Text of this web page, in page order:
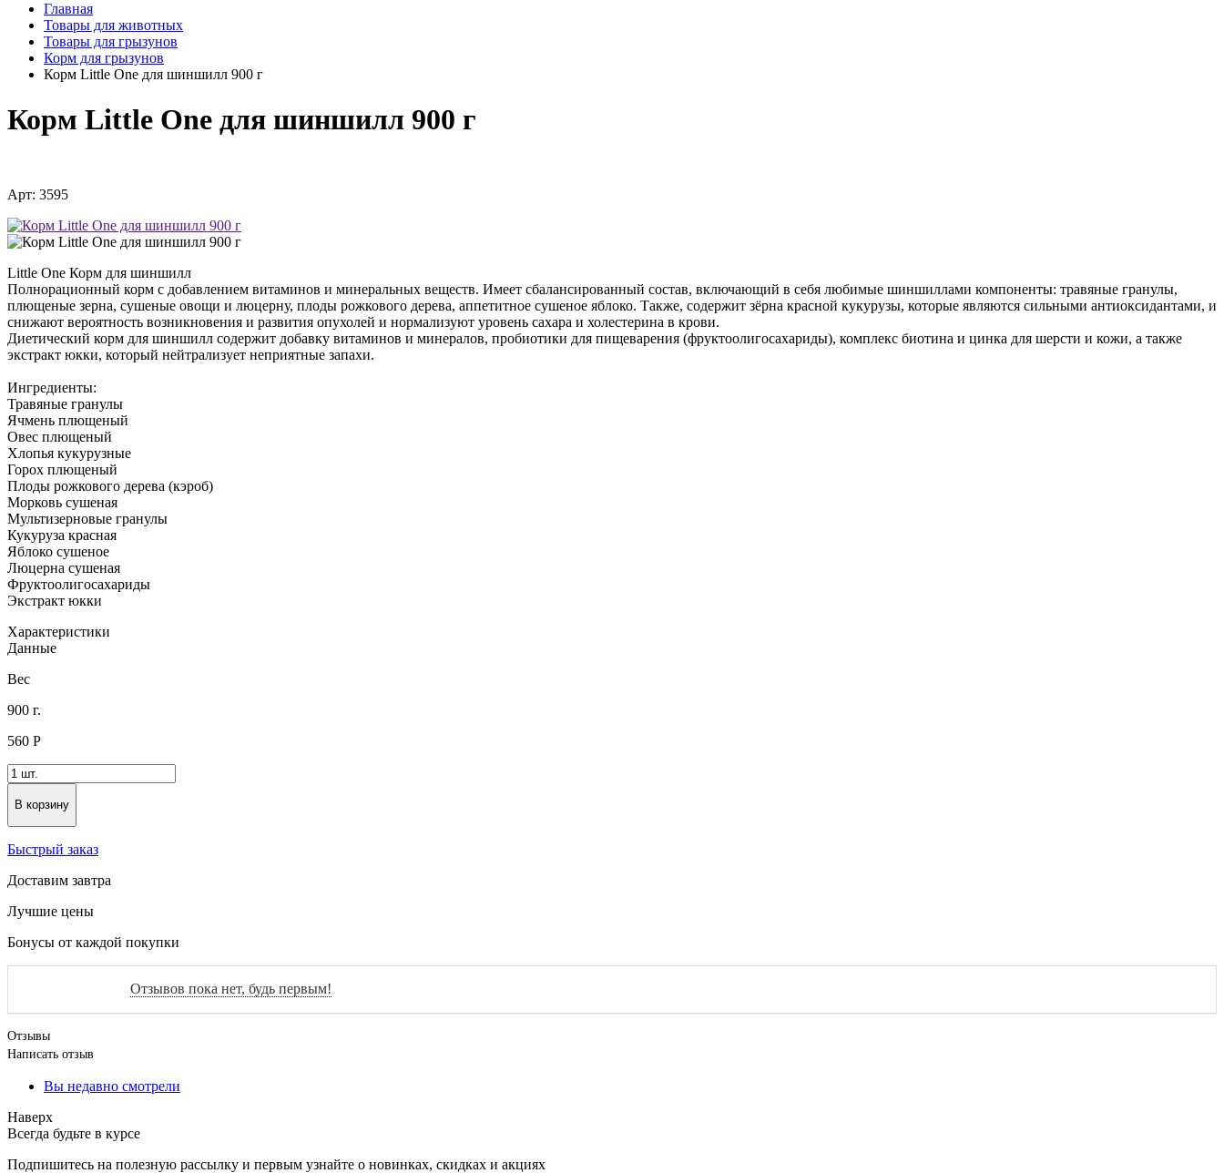
Главная
Товары для животных
Товары для грызунов
Корм для грызунов
Корм Little One для шиншилл 900 г
Корм Little One для шиншилл 900 г
Арт: 3595
Little One Корм для шиншилл
Полнорационный корм с добавлением витаминов и минеральных веществ. Имеет сбалансированный состав, включающий в себя любимые шиншиллами компоненты: травяные гранулы,
плющеные зерна, сушеные овощи и люцерну, плоды рожкового дерева, аппетитное сушеное яблоко. Также, содержит зёрна красной кукурузы, которые являются сильными антиоксидантами, и
снижают вероятность возникновения и развития опухолей и нормализуют уровень сахара и холестерина в крови.
Диетический корм для шиншилл содержит добавку витаминов и минералов, пробиотики для пищеварения (фруктоолигосахариды), комплекс биотина и цинка для шерсти и кожи, а также
экстракт юкки, который нейтрализует неприятные запахи.
Ингредиенты:
Травяные гранулы
Ячмень плющеный
Овес плющеный
Хлопья кукурузные
Горох плющеный
Плоды рожкового дерева (кэроб)
Морковь сушеная
Мультизерновые гранулы
Кукуруза красная
Яблоко сушеное
Люцерна сушеная
Фруктоолигосахариды
Экстракт юкки
Характеристики
Данные
Вес
900 г.
560 Р
В корзину
Быстрый заказ
Доставим завтра
Лучшие цены
Бонусы от каждой покупки
Отзывов пока нет, будь первым!
Отзывы
Написать отзыв
Вы недавно смотрели
Наверх
Всегда будьте в курсе
Подпишитесь на полезную рассылку и первым узнайте о новинках, скидках и акциях